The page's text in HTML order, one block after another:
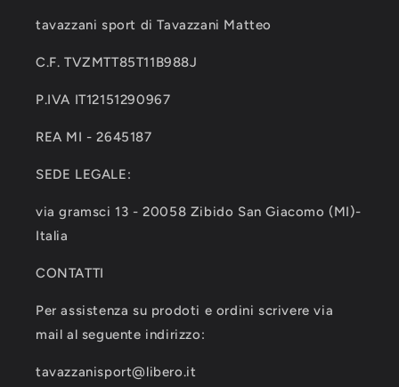
tavazzani sport di Tavazzani Matteo
C.F. TVZMTT85T11B988J
P.IVA IT12151290967
REA MI - 2645187
SEDE LEGALE:
via gramsci 13 - 20058 Zibido San Giacomo (MI)-
Italia
CONTATTI
Per assistenza su prodoti e ordini scrivere via
mail al seguente indirizzo:
tavazzanisport@libero.it